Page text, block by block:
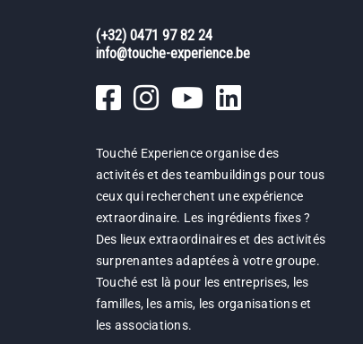
(+32) 0471 97 82 24
info@touche-experience.be
Touché Experience organise des
activités et des teambuildings pour tous
ceux qui recherchent une expérience
extraordinaire. Les ingrédients fixes ?
Des lieux extraordinaires et des activités
surprenantes adaptées à votre groupe.
Touché est là pour les entreprises, les
familles, les amis, les organisations et
les associations.